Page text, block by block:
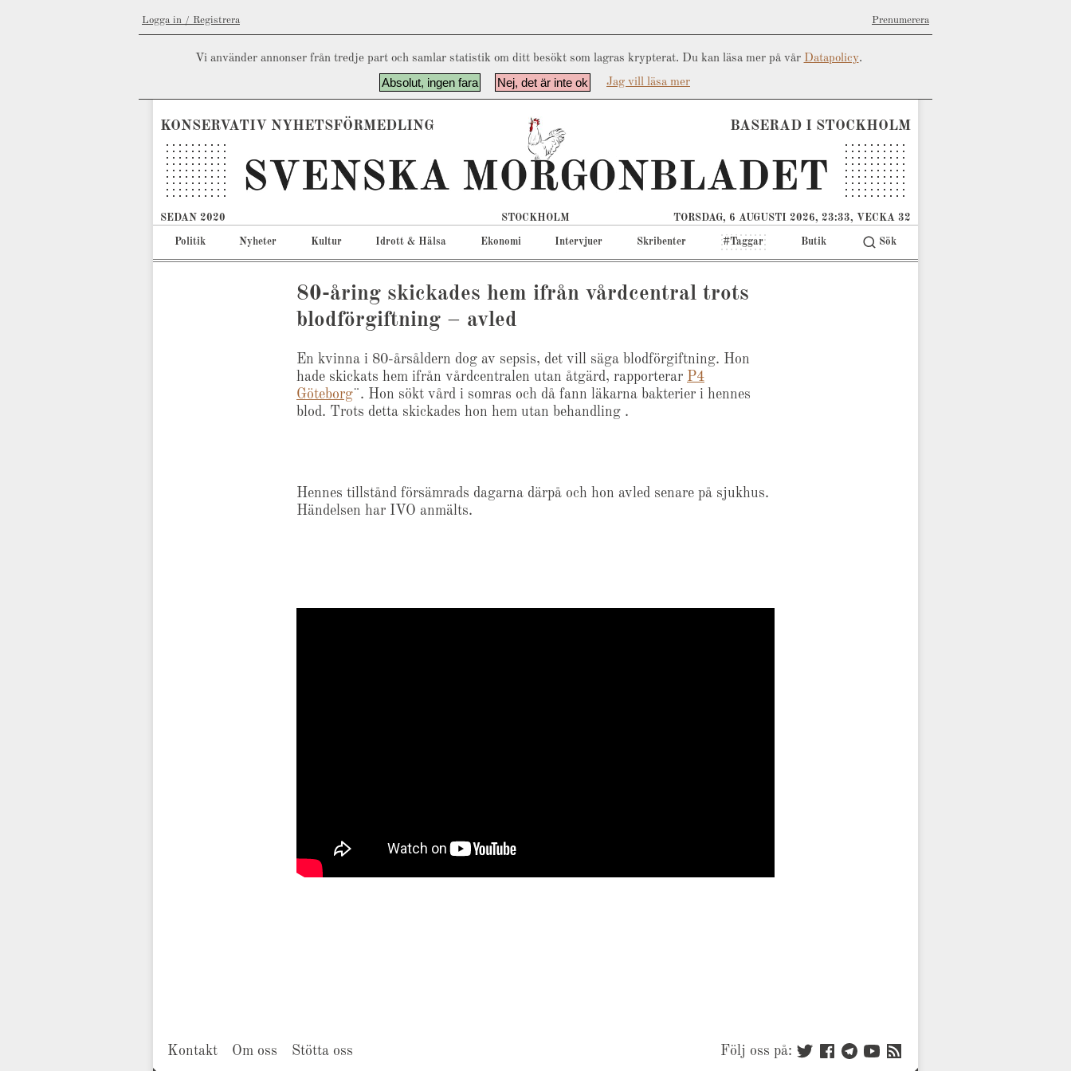
Logga in / Registrera Prenumerera
Vi använder annonser från tredje part och samlar statistik om ditt besökt som lagras krypterat. Du kan läsa mer på vår Datapolicy.
Absolut, ingen fara Nej, det är inte ok Jag vill läsa mer
KONSERVATIV NYHETSFÖRMEDLING BASERAD I STOCKHOLM
SEDAN 2020 STOCKHOLM TORSDAG, 6 AUGUSTI 2026, 23:33, VECKA 32
Politik Nyheter Kultur Idrott & Hälsa Ekonomi Intervjuer Skribenter #Taggar Butik Sök
80-åring skickades hem ifrån vårdcentral trots
blodförgiftning – avled
En kvinna i 80-årsåldern dog av sepsis, det vill säga blodförgiftning. Hon
hade skickats hem ifrån vårdcentralen utan åtgärd, rapporterar P4
Göteborg¨. Hon sökt vård i somras och då fann läkarna bakterier i hennes
blod. Trots detta skickades hon hem utan behandling .
Hennes tillstånd försämrads dagarna därpå och hon avled senare på sjukhus.
Händelsen har IVO anmälts.
Kontakt Om oss Stötta oss Följ oss på: